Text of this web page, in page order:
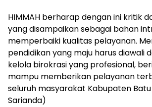
‎HIMMAH berharap dengan ini kritik
yang disampaikan sebagai bahan
memperbaiki kualitas pelayanan.
pendidikan yang maju harus diawali
kelola birokrasi yang profesional,
mampu memberikan pelayanan
seluruh masyarakat Kabupaten
Sarianda)